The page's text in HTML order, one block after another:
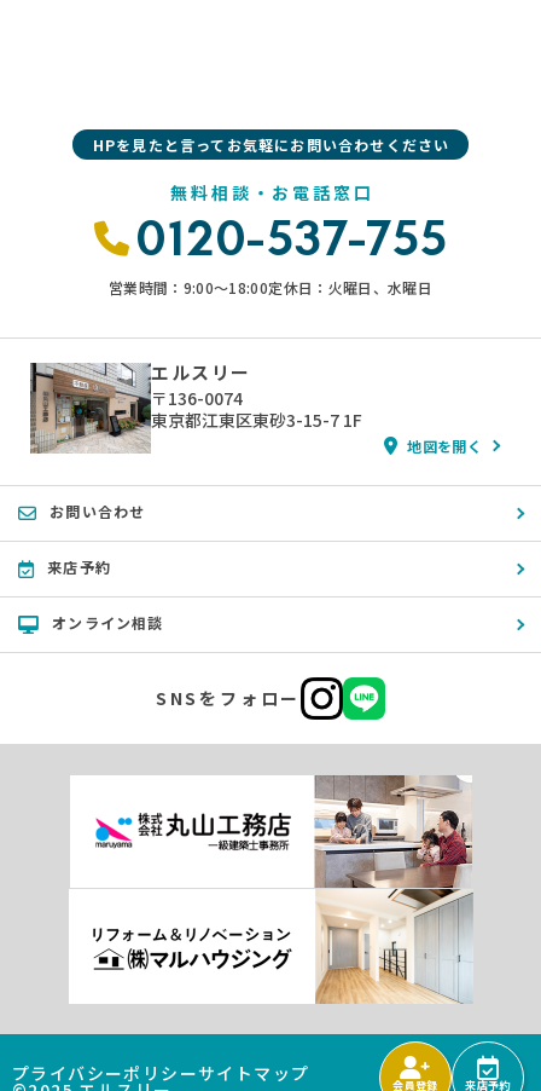
会員登録 来店予約
HPを見たと言ってお気軽にお問い合わせください
無料相談・お電話窓口
0120-537-755
営業時間：9:00〜18:00定休日：火曜日、水曜日
エルスリー
〒136-0074
東京都江東区東砂3-15-7 1F
地図を開く
お問い合わせ
来店予約
オンライン相談
SNSをフォロー
プライバシーポリシーサイトマップ